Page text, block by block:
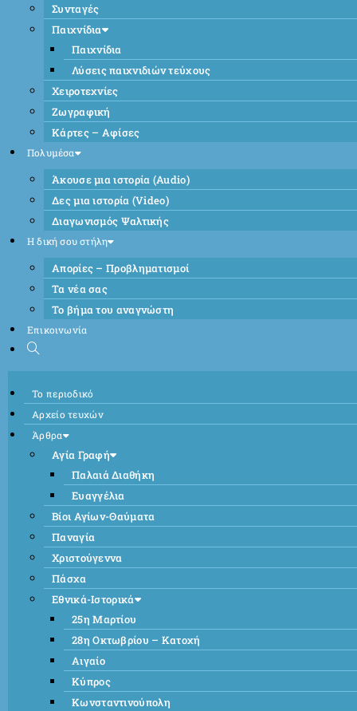
Συνταγές
Παιχνίδια
Παιχνίδια
Λύσεις παιχνιδιών τεύχους
Χειροτεχνίες
Ζωγραφική
Κάρτες – Αφίσες
Πολυμέσα
Άκουσε μια ιστορία (Audio)
Δες μια ιστορία (Video)
Διαγωνισμός Ψαλτικής
Η δική σου στήλη
Απορίες – Προβληματισμοί
Τα νέα σας
Το βήμα του αναγνώστη
Επικοινωνία
Το περιοδικό
Αρχείο τευχών
Άρθρα
Αγία Γραφή
Παλαιά Διαθήκη
Ευαγγέλια
Βίοι Αγίων-Θαύματα
Παναγία
Χριστούγεννα
Πάσχα
Εθνικά-Ιστορικά
25η Μαρτίου
28η Οκτωβρίου – Κατοχή
Αιγαίο
Κύπρος
Κωνσταντινούπολη